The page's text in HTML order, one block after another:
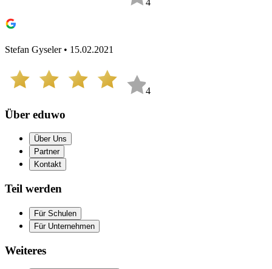
4
Stefan Gyseler • 15.02.2021
4
Über eduwo
Über Uns
Partner
Kontakt
Teil werden
Für Schulen
Für Unternehmen
Weiteres